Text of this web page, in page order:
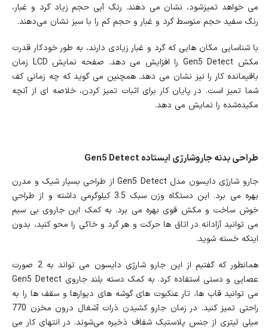
می خواهد تمیزشود، نشان می دهند. رنگ آبی حجم زیاد گرد و غبار،
رنگ سفید حجم متوسط گرد و غبار و حجم کم را با سبز نشان می‌دهند.
با شناسایی مکان هایی که گرد و غبار زیادی دارند، به طور خودکار قدرت
مکش Gen5 Detect را افزایش می‌ دهد. صفحه نمایش LCD زمان
باقیمانده کار را نیز نشان می دهد. همچنین می گوید که چه زمانی کف
شما تمیز است. در پایان کار برای اثبات تمیز کردن، خلاصه‌ ای از آنچه
مکیده‌شده را نمایش می‌ دهد.
طراحی بدنه جاروشارژی ایستاده Gen5 Detect
جارو شارژی دایسون مدل Gen5 Detect از طراحی بسیار شیک و مدرن
بهره می برد. این دستگاه وزن سبک 3.5 کیلوگرمی داشته و از طراحی
خوش ساخت و مکش قوی بهره می برد. به کمک این جاروی بی سیم
می توانید آزادانه در اتاق ها حرکت و هر گرد و خاکی را محو کنید، بدون
اینکه خسته شوید.
همانطور که گفتیم از این جارو شارژی دایسون می تواند به 2 صورت
عصایی و دستی استفاده کرد. به کمک دسته بلند جاروی Gen5 Detect
می توانید قاب ها، تار عنکبوت های گوشه های دیوارها و سقف ها را به
راحتی تمیز کنید. در زمان جارو کشیدن ذرات آشغال درون مخزن 770
میلی لیتری از جنس پلاستیک شفاف ذخیره می‌شوند. در انتهای کار می